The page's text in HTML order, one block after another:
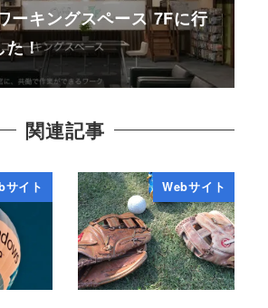
ーキングスペース 7Fに行
た！
関連記事
サイト Webサイト